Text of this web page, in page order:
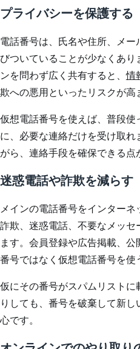
プライバシーを保護する
電話番号は、氏名や住所、メ
びついていることが少なくあ
ンを問わず広く共有すると、情
欺への悪用といったリスクが高
仮想電話番号を使えば、普段
に、必要な連絡だけを受け取
がら、連絡手段を確保できる点
迷惑電話や詐欺を減らす
メインの電話番号をインター
詐欺、迷惑電話、不要なメッセ
ます。会員登録や広告掲載、
番号ではなく仮想電話番号を使
仮にその番号がスパムリスト
りしても、番号を破棄して新
心です。